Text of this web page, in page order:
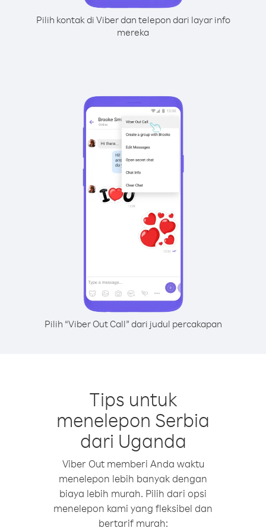
Pilih kontak di Viber dan telepon dari layar info
mereka
Pilih “Viber Out Call” dari judul percakapan
Tips untuk
menelepon Serbia
dari Uganda
Viber Out memberi Anda waktu
menelepon lebih banyak dengan
biaya lebih murah. Pilih dari opsi
menelepon kami yang fleksibel dan
bertarif murah: